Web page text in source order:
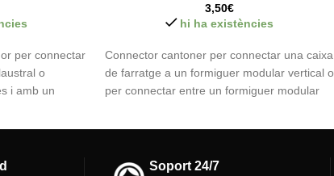
per connectar
o
i amb un
3,50€
hi ha existències
Connector cantoner per connectar una caixa
de farratge a un formiguer modular vertical o
per connectar entre un formiguer modular
Soport 24/7